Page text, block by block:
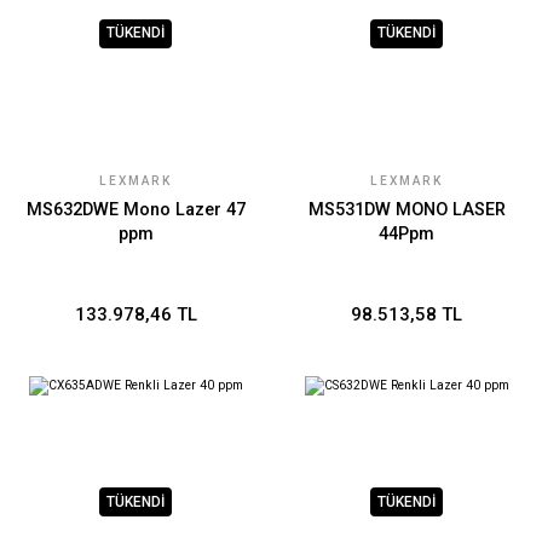
TÜKENDİ
LEXMARK
MS632DWE Mono Lazer 47
ppm
133.978,46 TL
TÜKENDİ
LEXMARK
MS531DW MONO LASER
44Ppm
98.513,58 TL
TÜKENDİ TÜKENDİ